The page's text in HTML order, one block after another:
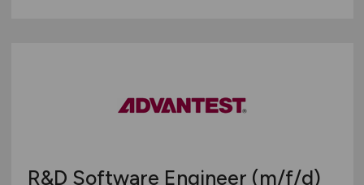
R&D Software Engineer (m/f/d)